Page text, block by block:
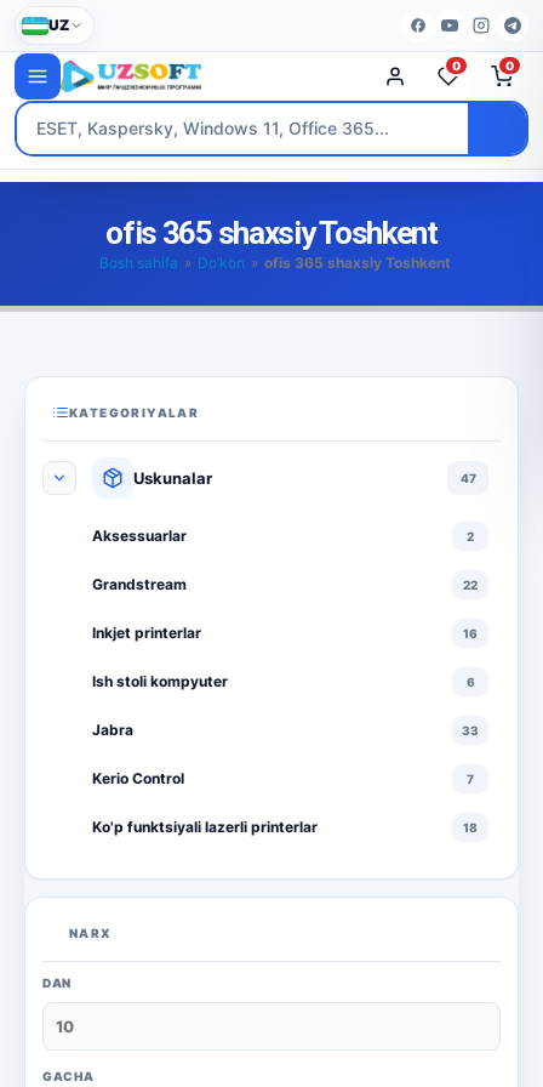
UZ
0 0
ofis 365 shaxsiy Toshkent
Bosh sahifa » Do’kon » ofis 365 shaxsiy Toshkent
KATEGORIYALAR
Uskunalar 47
Aksessuarlar 2
Grandstream 22
Inkjet printerlar 16
Ish stoli kompyuter 6
Jabra 33
Kerio Control 7
Ko'p funktsiyali lazerli printerlar 18
Ko'p funktsiyali rangli lazerli printerlar 10
Lazerli printerlar
NARX
DAN
GACHA